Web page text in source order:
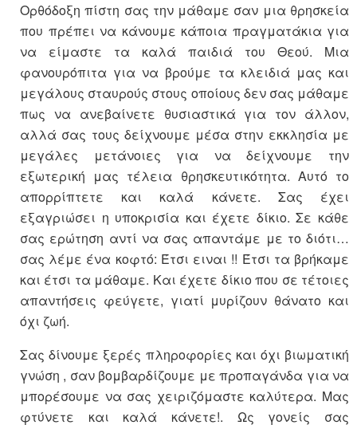
Ορθόδοξη πίστη σας την μάθαμε σαν μια θρησκεία
που πρέπει να κάνουμε κάποια πραγματάκια για
να είμαστε τα καλά παιδιά του Θεού. Μια
φανουρόπιτα για να βρούμε τα κλειδιά μας και
μεγάλους σταυρούς στους οποίους δεν σας μάθαμε
πως να ανεβαίνετε θυσιαστικά για τον άλλον,
αλλά σας τους δείχνουμε μέσα στην εκκλησία με
μεγάλες μετάνοιες για να δείχνουμε την
εξωτερική μας τέλεια θρησκευτικότητα. Αυτό το
απορρίπτετε και καλά κάνετε. Σας έχει
εξαγριώσει η υποκρισία και έχετε δίκιο. Σε κάθε
σας ερώτηση αντί να σας απαντάμε με το διότι…
σας λέμε ένα κοφτό: Έτσι ειναι !! Έτσι τα βρήκαμε
και έτσι τα μάθαμε. Και έχετε δίκιο που σε τέτοιες
απαντήσεις φεύγετε, γιατί μυρίζουν θάνατο και
όχι ζωή.
Σας δίνουμε ξερές πληροφορίες και όχι βιωματική
γνώση , σαν βομβαρδίζουμε με προπαγάνδα για να
μπορέσουμε να σας χειριζόμαστε καλύτερα. Μας
φτύνετε και καλά κάνετε!. Ως γονείς σας